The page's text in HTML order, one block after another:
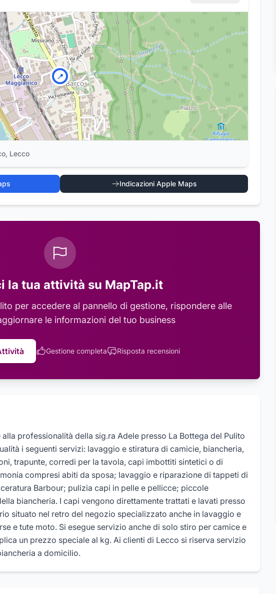
📍
Lecco
Indicazioni Apple Maps
la tua attività su MapTap.it
per accedere al pannello di gestione, rispondere alle
le informazioni del tuo business
Gestione completa Risposta recensioni
professionalità della sig.ra Adele presso La Bottega del Pulito
i seguenti servizi: lavaggio e stiratura di camicie, biancheria,
trapunte, corredi per la tavola, capi imbottiti sintetici o di
compresi abiti da sposa; lavaggio e riparazione di tappeti di
Barbour; pulizia capi in pelle e pellicce; piccole
biancheria. I capi vengono direttamente trattati e lavati presso
situato nel retro del negozio specializzato anche in lavaggio e
e tute moto. Si esegue servizio anche di solo stiro per camice e
un prezzo speciale al kg. Ai clienti di Lecco si riserva servizio
a domicilio.